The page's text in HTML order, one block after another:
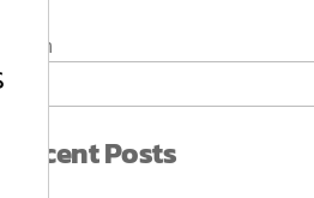
ค้นหา
Recent Posts